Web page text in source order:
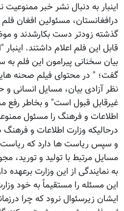
اینبار به دنبال نشر خبر
درافغانستان، مسئولین افغان
گذشته زودتر دست بکارشدند و
قابل این فلم اعلام داشتند.
بیان سخنانی پیرامون این فلم
گفت؛ " در محتوای فیلم صحنه
نظر آزادی بیان، مسایل انسانی و
غیرقابل قبول است" و بخاطر
اطلاعات و فرهنگ را مسئول
درحالیکه وزارت اطلاعات و
و سپس ریاست ها دارد که
مسایل مرتبط با تولید و تورید،
به نمایندگی از این وزارت برعهده
این مسئله را مستقیماً به خود
ایشان زیرسئوال نرود که چرا